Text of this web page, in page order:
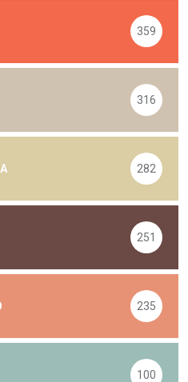
359
316
282
251
235
100